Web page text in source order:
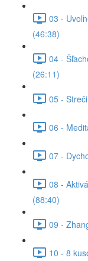
03 -
(46:38)
04 -
(26:11)
05 -
06 -
07 -
08 -
(88:40)
09 -
10 - 8